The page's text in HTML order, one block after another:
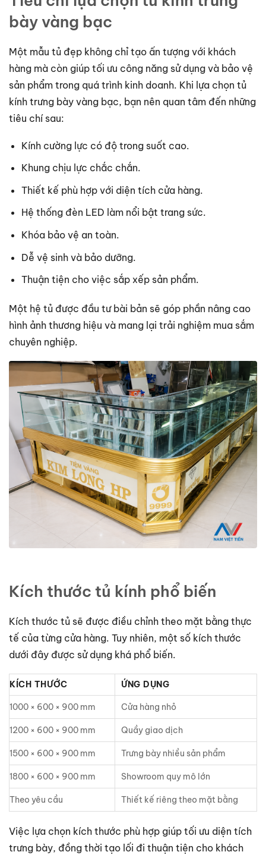
bày vàng bạc
Một mẫu tủ đẹp không chỉ tạo ấn tượng với khách
hàng mà còn giúp tối ưu công năng sử dụng và bảo vệ
sản phẩm trong quá trình kinh doanh. Khi lựa chọn tủ
kính trưng bày vàng bạc, bạn nên quan tâm đến những
tiêu chí sau:
Kính cường lực có độ trong suốt cao.
Khung chịu lực chắc chắn.
Thiết kế phù hợp với diện tích cửa hàng.
Hệ thống đèn LED làm nổi bật trang sức.
Khóa bảo vệ an toàn.
Dễ vệ sinh và bảo dưỡng.
Thuận tiện cho việc sắp xếp sản phẩm.
Một hệ tủ được đầu tư bài bản sẽ góp phần nâng cao
hình ảnh thương hiệu và mang lại trải nghiệm mua sắm
chuyên nghiệp.
Kích thước tủ kính phổ biến
Kích thước tủ sẽ được điều chỉnh theo mặt bằng thực
tế của từng cửa hàng. Tuy nhiên, một số kích thước
dưới đây được sử dụng khá phổ biến.
KÍCH THƯỚC ỨNG DỤNG
1000 × 600 × 900 mm Cửa hàng nhỏ
1200 × 600 × 900 mm Quầy giao dịch
1500 × 600 × 900 mm Trưng bày nhiều sản phẩm
1800 × 600 × 900 mm Showroom quy mô lớn
Theo yêu cầu Thiết kế riêng theo mặt bằng
Việc lựa chọn kích thước phù hợp giúp tối ưu diện tích
trưng bày, đồng thời tạo lối đi thuận tiện cho khách